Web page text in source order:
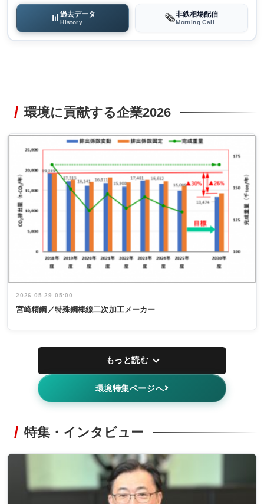
📊過去データ
History 🗞️非鉄相場配信
Morning Call
環境に貢献する企業2026
2026.05.29 05:00
宮崎精鋼／特殊鋼棒線二次加工メーカー
もっと読む
環境特集ページへ
特集・インタビュー